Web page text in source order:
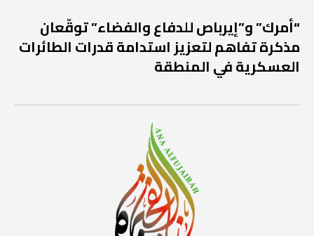
“أمرك” و”إيرباص للدفاع والفضاء” توقّعان
مذكرة تفاهم لتعزيز استدامة قدرات الطائرات
العسكرية في المنطقة